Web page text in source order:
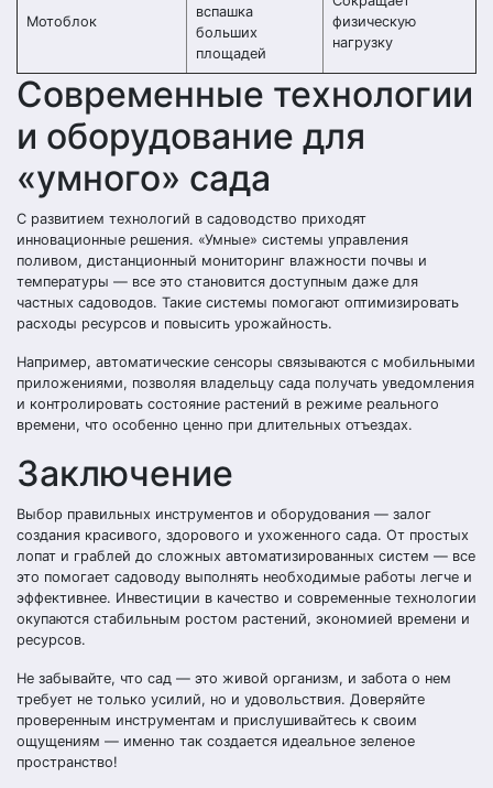
Мотоблок
вспашка
больших
площадей
физическую
нагрузку
Современные технологии
и оборудование для
«умного» сада
С развитием технологий в садоводство приходят
инновационные решения. «Умные» системы управления
поливом, дистанционный мониторинг влажности почвы и
температуры — все это становится доступным даже для
частных садоводов. Такие системы помогают оптимизировать
расходы ресурсов и повысить урожайность.
Например, автоматические сенсоры связываются с мобильными
приложениями, позволяя владельцу сада получать уведомления
и контролировать состояние растений в режиме реального
времени, что особенно ценно при длительных отъездах.
Заключение
Выбор правильных инструментов и оборудования — залог
создания красивого, здорового и ухоженного сада. От простых
лопат и граблей до сложных автоматизированных систем — все
это помогает садоводу выполнять необходимые работы легче и
эффективнее. Инвестиции в качество и современные технологии
окупаются стабильным ростом растений, экономией времени и
ресурсов.
Не забывайте, что сад — это живой организм, и забота о нем
требует не только усилий, но и удовольствия. Доверяйте
проверенным инструментам и прислушивайтесь к своим
ощущениям — именно так создается идеальное зеленое
пространство!